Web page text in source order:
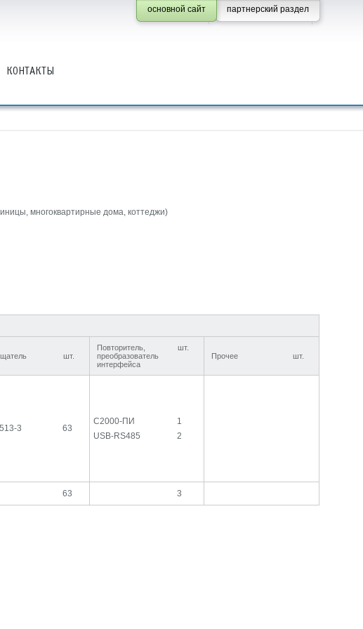
партнерский раздел
основной сайт
КОНТАКТЫ
многоквартирные дома, коттеджи)
шт.
Повторитель,
преобразователь
интерфейса
шт.
Прочее
шт.
3 63
С2000-ПИ
1
USB-RS485
2
63 3